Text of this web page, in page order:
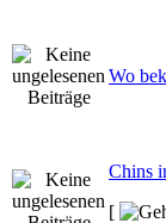
Wo
Chins
[